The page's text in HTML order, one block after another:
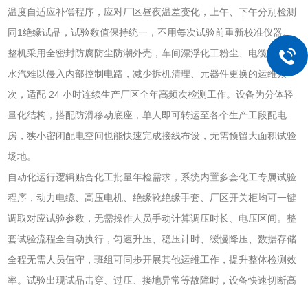
温度自适应补偿程序，应对厂区昼夜温差变化，上午、下午分别检测
同1绝缘试品，试验数值保持统一，不用每次试验前重新校准仪器。
整机采用全密封防腐防尘防潮外壳，车间漂浮化工粉尘、电缆沟积水
水汽难以侵入内部控制电路，减少拆机清理、元器件更换的运维频
次，适配 24 小时连续生产厂区全年高频次检测工作。设备为分体轻
量化结构，搭配防滑移动底座，单人即可转运至各个生产工段配电
房，狭小密闭配电空间也能快速完成接线布设，无需预留大面积试验
场地。
自动化运行逻辑贴合化工批量年检需求，系统内置多套化工专属试验
程序，动力电缆、高压电机、绝缘靴绝缘手套、厂区开关柜均可一键
调取对应试验参数，无需操作人员手动计算调压时长、电压区间。整
套试验流程全自动执行，匀速升压、稳压计时、缓慢降压、数据存储
全程无需人员值守，班组可同步开展其他运维工作，提升整体检测效
率。试验出现试品击穿、过压、接地异常等故障时，设备快速切断高